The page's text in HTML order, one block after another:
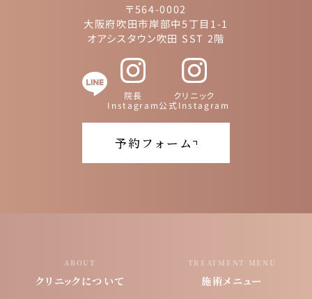
〒564-0002
大阪府吹田市岸部中5丁目1-1
オアシスタウン吹田 SST 2階
院長
Instagram
クリニック
公式Instagram
予約フォーム
クリニックについて 施術メニュー